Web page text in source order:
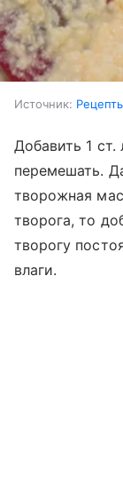
Источник:
Добавить 1
перемешать.
творожная
творога, то
творогу
влаги.